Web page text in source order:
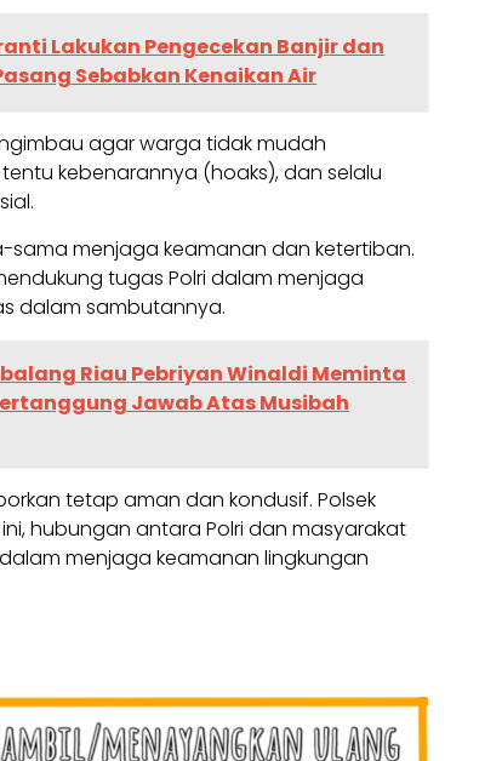
Lakukan Pengecekan Banjir dan
Sebabkan Kenaikan Air
agar warga tidak mudah
kebenarannya (hoaks), dan selalu
sama menjaga keamanan dan ketertiban.
tugas Polri dalam menjaga
dalam sambutannya.
Riau Pebriyan Winaldi Meminta
Jawab Atas Musibah
tetap aman dan kondusif. Polsek
hubungan antara Polri dan masyarakat
menjaga keamanan lingkungan